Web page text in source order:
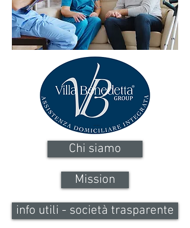
Chi siamo
Mission
info utili - società trasparente